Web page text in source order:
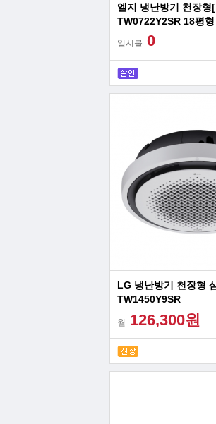
엘지 냉난방기 천장형
TW0722Y2SR 18평형
일시불 0
LG 냉난방기 천장형
TW1450Y9SR
월 126,300원